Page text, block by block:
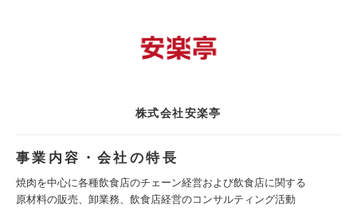
株式会社安楽亭
事業内容・会社の特長
焼肉を中心に各種飲食店のチェーン経営および飲食店に関する
原材料の販売、卸業務、飲食店経営のコンサルティング活動